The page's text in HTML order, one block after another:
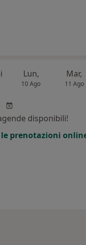
Lun,
10 Ago
Mar,
11 Ago
disponibili!
prenotazioni